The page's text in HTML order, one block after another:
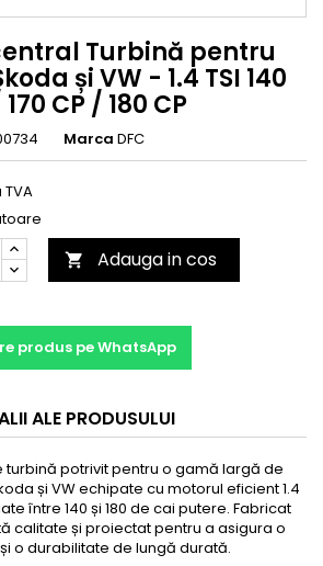
Turbină pentru
și VW - 1.4 TSI 140
CP / 180 CP
Marca DFC
TVA
 Adauga in cos
produs pe WhatsApp
ALE PRODUSULUI
potrivit pentru o gamă largă de
și VW echipate cu motorul eficient 1.4
între 140 și 180 de cai putere. Fabricat
calitate și proiectat pentru a asigura o
o durabilitate de lungă durată.